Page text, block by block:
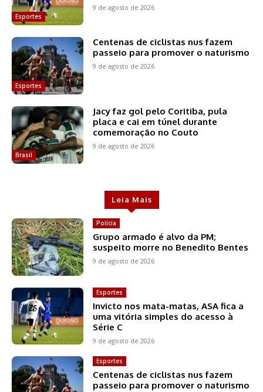
Esportes
9 de agosto de 2026
Esportes
Centenas de ciclistas nus fazem
passeio para promover o naturismo
9 de agosto de 2026
Brasil
Jacy faz gol pelo Coritiba, pula
placa e cai em túnel durante
comemoração no Couto
9 de agosto de 2026
Leia Mais
Polícia
Grupo armado é alvo da PM;
suspeito morre no Benedito Bentes
9 de agosto de 2026
Esportes
Invicto nos mata-matas, ASA fica a
uma vitória simples do acesso à
Série C
9 de agosto de 2026
Esportes
Centenas de ciclistas nus fazem
passeio para promover o naturismo